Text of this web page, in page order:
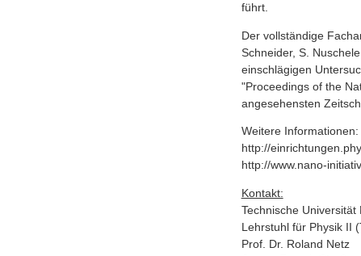
führt.
Der vollständige
Schneider, S.
einschlägigen
"Proceedings of the
angesehensten
Weitere Informationen:
http://
http://www.nano-
Kontakt:
Technische Universität
Lehrstuhl für Physik II
Prof. Dr. Roland Netz